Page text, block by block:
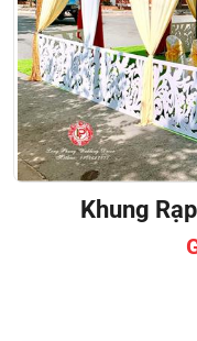
Khung